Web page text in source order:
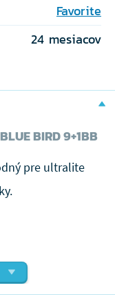
Favorite
24 mesiacov
BIRD 9+1BB
pre ultralite